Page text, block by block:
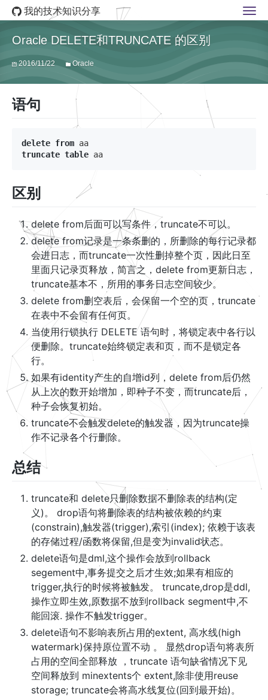
我的技术知识分享
Oracle DELETE和TRUNCATE 的区别
2016/11/22 Oracle
语句
delete from aa
truncate table aa
区别
delete from后面可以写条件，truncate不可以。
delete from记录是一条条删的，所删除的每行记录都
会进日志，而truncate一次性删掉整个页，因此日至
里面只记录页释放，简言之，delete from更新日志，
truncate基本不，所用的事务日志空间较少。
delete from删空表后，会保留一个空的页，truncate
在表中不会留有任何页。
当使用行锁执行 DELETE 语句时，将锁定表中各行以
便删除。truncate始终锁定表和页，而不是锁定各
行。
如果有identity产生的自增id列，delete from后仍然
从上次的数开始增加，即种子不变，而truncate后，
种子会恢复初始。
truncate不会触发delete的触发器，因为truncate操
作不记录各个行删除。
总结
truncate和 delete只删除数据不删除表的结构(定
义)。 drop语句将删除表的结构被依赖的约束
(constrain),触发器(trigger),索引(index); 依赖于该表
的存储过程/函数将保留,但是变为invalid状态。
delete语句是dml,这个操作会放到rollback
segement中,事务提交之后才生效;如果有相应的
trigger,执行的时候将被触发。 truncate,drop是ddl,
操作立即生效,原数据不放到rollback segment中,不
能回滚. 操作不触发trigger。
delete语句不影响表所占用的extent, 高水线(high
watermark)保持原位置不动 。 显然drop语句将表所
占用的空间全部释放 ，truncate 语句缺省情况下见
空间释放到 minextents个 extent,除非使用reuse
storage; truncate会将高水线复位(回到最开始)。